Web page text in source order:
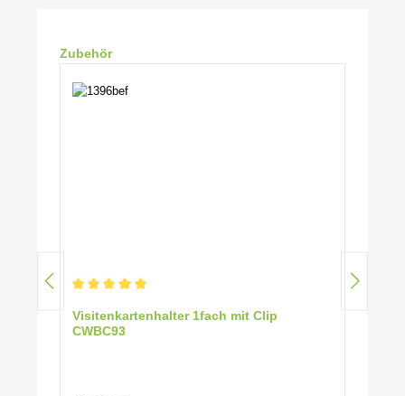
Produktgalerie überspringen
Zubehör
Visitenkartenhalter 1fach mit Clip
CWBC93